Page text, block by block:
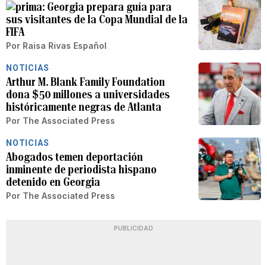
Georgia prepara guía para
sus visitantes de la Copa Mundial de la
FIFA
Por Raisa Rivas Español
NOTICIAS
Arthur M. Blank Family Foundation
dona $50 millones a universidades
históricamente negras de Atlanta
Por The Associated Press
NOTICIAS
Abogados temen deportación
inminente de periodista hispano
detenido en Georgia
Por The Associated Press
PUBLICIDAD